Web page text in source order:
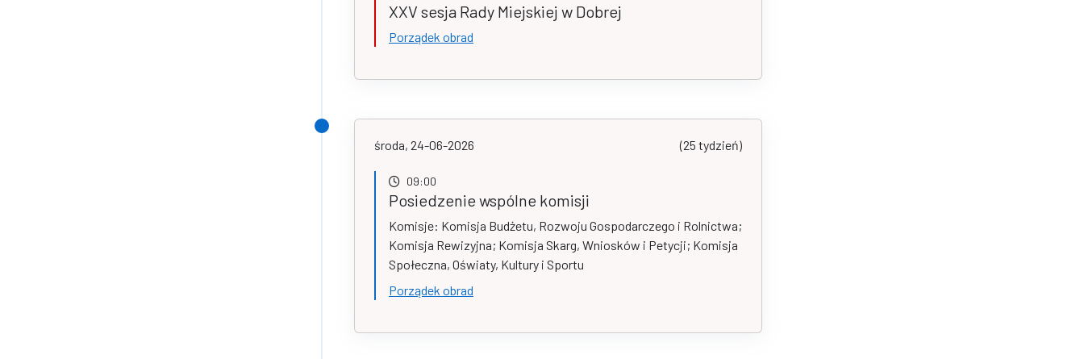
XXV sesja Rady Miejskiej w Dobrej
Porządek obrad
środa, 24-06-2026 (25 tydzień)
09:00
Posiedzenie wspólne komisji
Komisje: Komisja Budżetu, Rozwoju Gospodarczego i Rolnictwa;
Komisja Rewizyjna; Komisja Skarg, Wniosków i Petycji; Komisja
Społeczna, Oświaty, Kultury i Sportu
Porządek obrad